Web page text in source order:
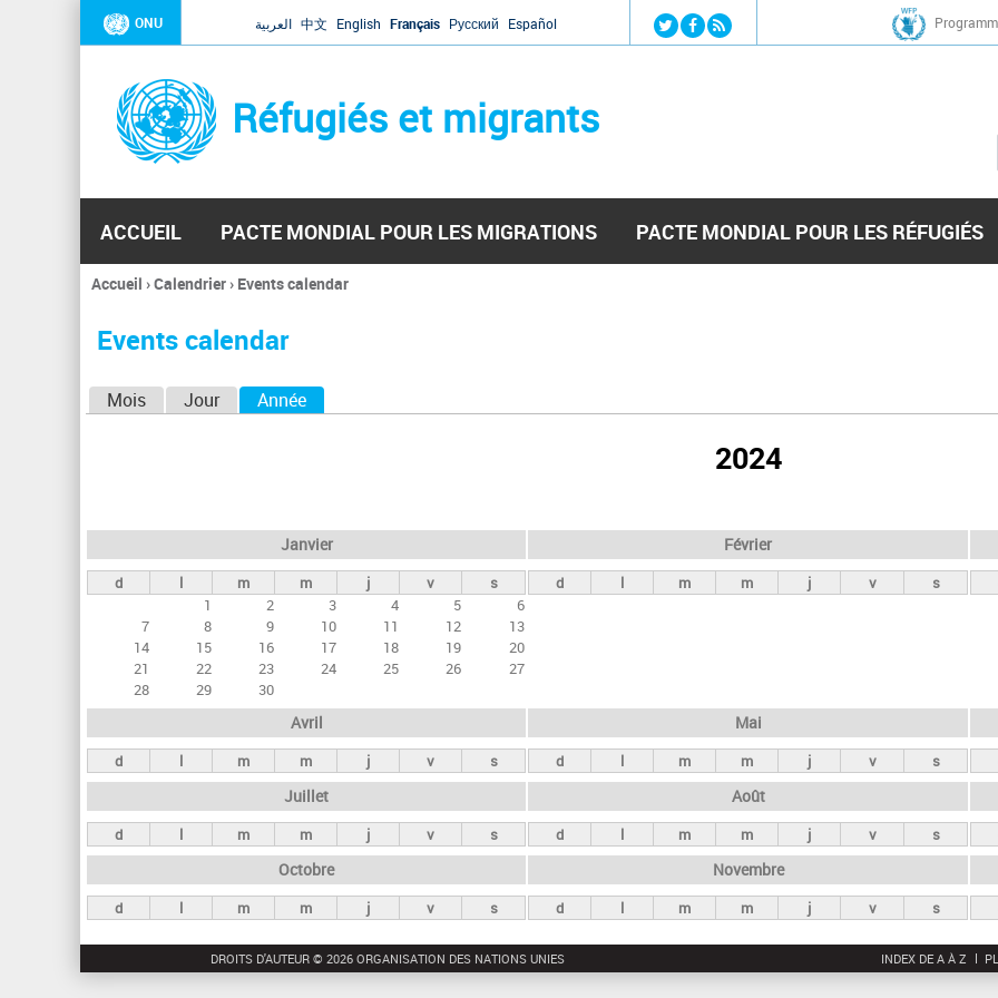
Jump to navigation
ONU العربية 中文 English Français Русский Español
Réfugiés et migrants
ACCUEIL PACTE MONDIAL POUR LES MIGRATIONS PACTE MONDIAL POUR LES RÉFUGIÉS
Vous
ici
Accueil ›Calendrier› Events calendar
Events calendar
e
t
s
n
c
i
p
a
x
Mois Jour Année
2024
Janvier
d l m m j v
s
1
2 3 4 5
6
7
8 9 10 11 12
13
14
15 16 17 18 19
20
21
22 23 24 25 26
27
28
29 30
Février
d l m m j v s
Avril
d l m m j v s
Mai
d l m m j v s
Juillet
d l m m j v s
Août
d l m m j v s
Octobre
d l m m j v s
Novembre
d l m m j v s
DROITS D'AUTEUR © 2026 ORGANISATION DES NATIONS UNIES INDEX DE A À Z